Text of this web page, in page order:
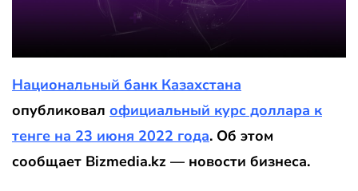
Национальный банк Казахстана
опубликовал официальный курс доллара к
тенге на 23 июня 2022 года. Об этом
сообщает Bizmedia.kz — новости бизнеса.